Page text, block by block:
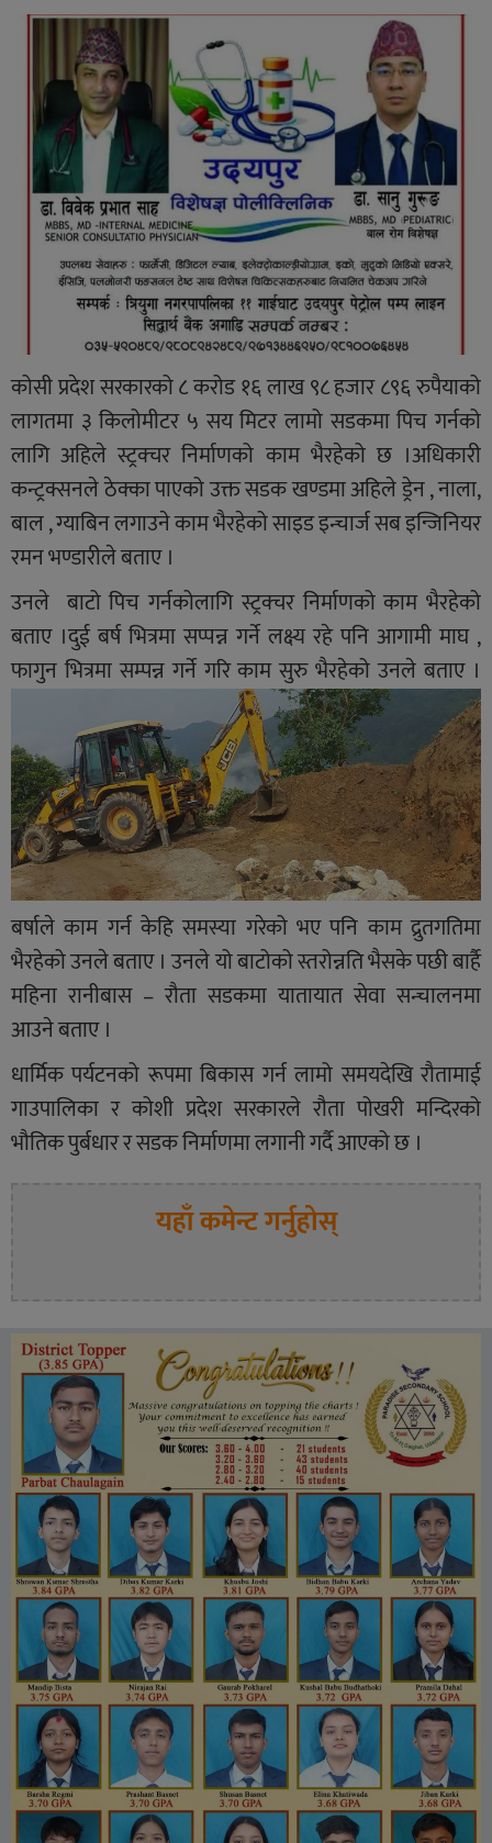
कोसी प्रदेश सरकारको ८ करोड १६ लाख ९८ हजार ८९६ रुपैयाको
लागतमा ३ किलोमीटर ५ सय मिटर लामो सडकमा पिच गर्नको
लागि अहिले स्ट्रक्चर निर्माणको काम भैरहेको छ ।अधिकारी
कन्ट्रक्सनले ठेक्का पाएको उक्त सडक खण्डमा अहिले ड्रेन , नाला,
बाल , ग्याबिन लगाउने काम भैरहेको साइड इन्चार्ज सब इन्जिनियर
रमन भण्डारीले बताए ।
उनले बाटो पिच गर्नकोलागि स्ट्रक्चर निर्माणको काम भैरहेको
बताए ।दुई बर्ष भित्रमा सप्पन्न गर्ने लक्ष्य रहे पनि आगामी माघ ,
फागुन भित्रमा सम्पन्न गर्ने गरि काम सुरु भैरहेको उनले बताए ।
बर्षाले काम गर्न केहि समस्या गरेको भए पनि काम द्रुतगतिमा
भैरहेको उनले बताए । उनले यो बाटोको स्तरोन्नति भैसके पछी बार्है
महिना रानीबास – रौता सडकमा यातायात सेवा सन्चालनमा
आउने बताए ।
धार्मिक पर्यटनको रूपमा बिकास गर्न लामो समयदेखि रौतामाई
गाउपालिका र कोशी प्रदेश सरकारले रौता पोखरी मन्दिरको
भौतिक पुर्बधार र सडक निर्माणमा लगानी गर्दै आएको छ ।
यहाँ कमेन्ट गर्नुहोस्